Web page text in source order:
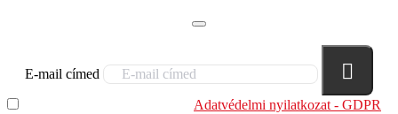
E-mail címed
Adatvédelmi nyilatkozat - GDPR